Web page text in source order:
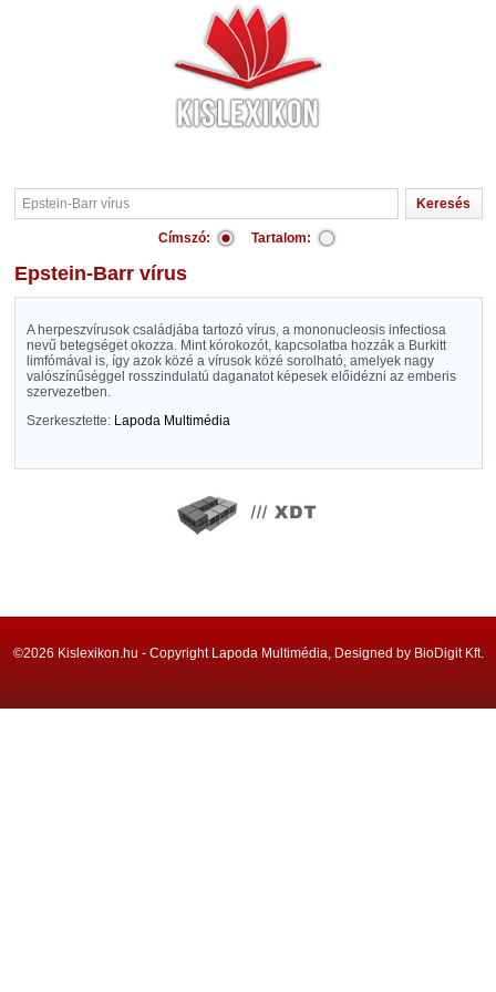
Címszó: Tartalom:
Epstein-Barr vírus
A herpeszvírusok családjába tartozó vírus, a mononucleosis infectiosa
nevű betegséget okozza. Mint kórokozót, kapcsolatba hozzák a Burkitt
limfómával is, így azok közé a vírusok közé sorolható, amelyek nagy
valószínűséggel rosszindulatú daganatot képesek előidézni az emberis
szervezetben.
Szerkesztette: Lapoda Multimédia
©2026 Kislexikon.hu - Copyright Lapoda Multimédia, Designed by BioDigit Kft.